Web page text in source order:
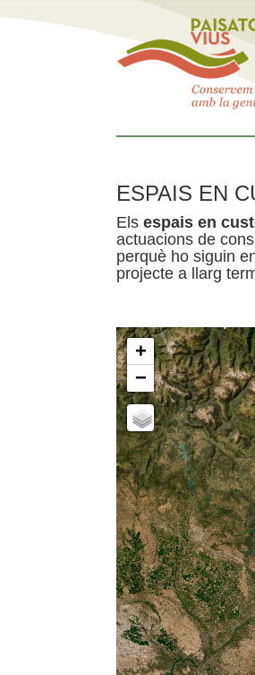
ESPAIS EN
Els espais en
actuacions de
perquè ho siguin
projecte a llarg
+
−